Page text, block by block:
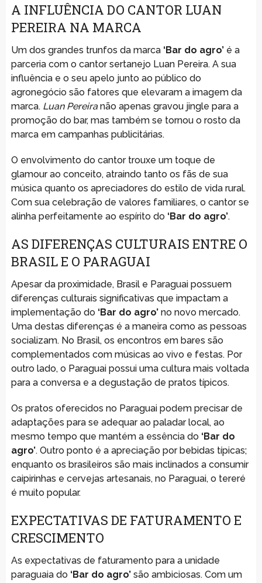
A INFLUÊNCIA DO CANTOR LUAN
PEREIRA NA MARCA
Um dos grandes trunfos da marca ‘Bar do agro’é a
parceria com o cantor sertanejo Luan Pereira. A sua
influência e o seu apelo junto ao público do
agronegócio são fatores que elevaram a imagem da
marca. Luan Pereiranão apenas gravou jingle para a
promoção do bar, mas também se tornou o rosto da
marca em campanhas publicitárias.
O envolvimento do cantor trouxe um toque de
glamour ao conceito, atraindo tanto os fãs de sua
música quanto os apreciadores do estilo de vida rural.
Com sua celebração de valores familiares, o cantor se
alinha perfeitamente ao espírito do ‘Bar do agro’.
AS DIFERENÇAS CULTURAIS ENTRE O
BRASIL E O PARAGUAI
Apesar da proximidade, Brasil e Paraguai possuem
diferenças culturais significativas que impactam a
implementação do ‘Bar do agro’no novo mercado.
Uma destas diferenças é a maneira como as pessoas
socializam. No Brasil, os encontros em bares são
complementados com músicas ao vivo e festas. Por
outro lado, o Paraguai possui uma cultura mais voltada
para a conversa e a degustação de pratos típicos.
Os pratos oferecidos no Paraguai podem precisar de
adaptações para se adequar ao paladar local, ao
mesmo tempo que mantém a essência do ‘Bar do
agro’. Outro ponto é a apreciação por bebidas típicas;
enquanto os brasileiros são mais inclinados a consumir
caipirinhas e cervejas artesanais, no Paraguai, o tereré
é muito popular.
EXPECTATIVAS DE FATURAMENTO E
CRESCIMENTO
As expectativas de faturamento para a unidade
paraguaia do ‘Bar do agro’são ambiciosas. Com um